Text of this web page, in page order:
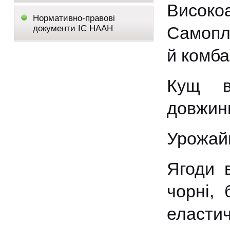
Нормативно-правові
документи ІС НААН
С
й
Кущ
Ягоди
чорні,